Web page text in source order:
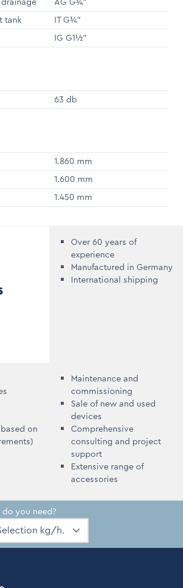
tank
IT G¾"
IG G1½"
63 db
1.860 mm
1.600 mm
1.450 mm
Over 60 years of
experience
Manufactured in Germany
International shipping
on
Maintenance and
commissioning
Sale of new and used
devices
Comprehensive
consulting and project
support
Extensive range of
accessories
you need?